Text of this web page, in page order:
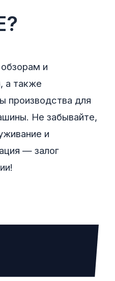
и
а также
производства для
Не забывайте,
и
— залог